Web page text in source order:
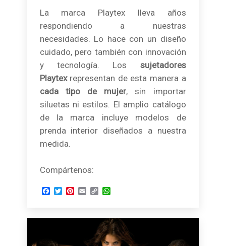
La marca Playtex lleva años
respondiendo a nuestras
necesidades. Lo hace con un diseño
cuidado, pero también con innovación
y tecnología. Los sujetadores
Playtexrepresentan de esta manera a
cada tipo de mujer, sin importar
siluetas ni estilos. El amplio catálogo
de la marca incluye modelos de
prenda interior diseñados a nuestra
medida.
Compártenos:
Facebook
TwitterPinterest
EmailCopyWhatsApp